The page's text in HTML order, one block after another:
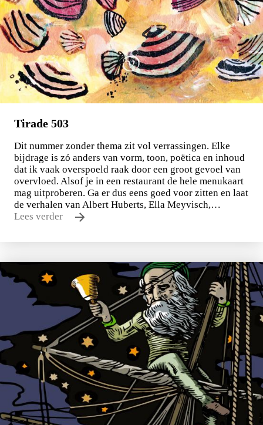
Tirade 503
Dit nummer zonder thema zit vol verrassingen. Elke
bijdrage is zó anders van vorm, toon, poëtica en inhoud
dat ik vaak overspoeld raak door een groot gevoel van
overvloed. Alsof je in een restaurant de hele menukaart
mag uitproberen. Ga er dus eens goed voor zitten en laat
de verhalen van Albert Huberts, Ella Meyvisch,…
Lees verder